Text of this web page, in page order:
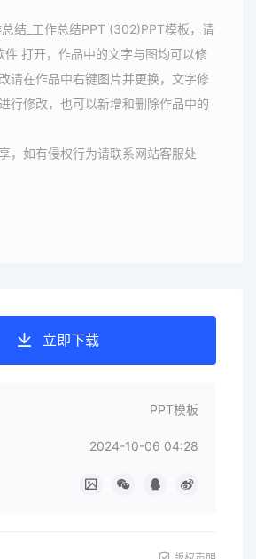
结_工作总结PPT (302)PPT模板，请
打开，作品中的文字与图均可以修
请在作品中右键图片并更换，文字修
行修改，也可以新增和删除作品中的
，如有侵权行为请联系网站客服处
立即下载
PPT模板
2024-10-06 04:28